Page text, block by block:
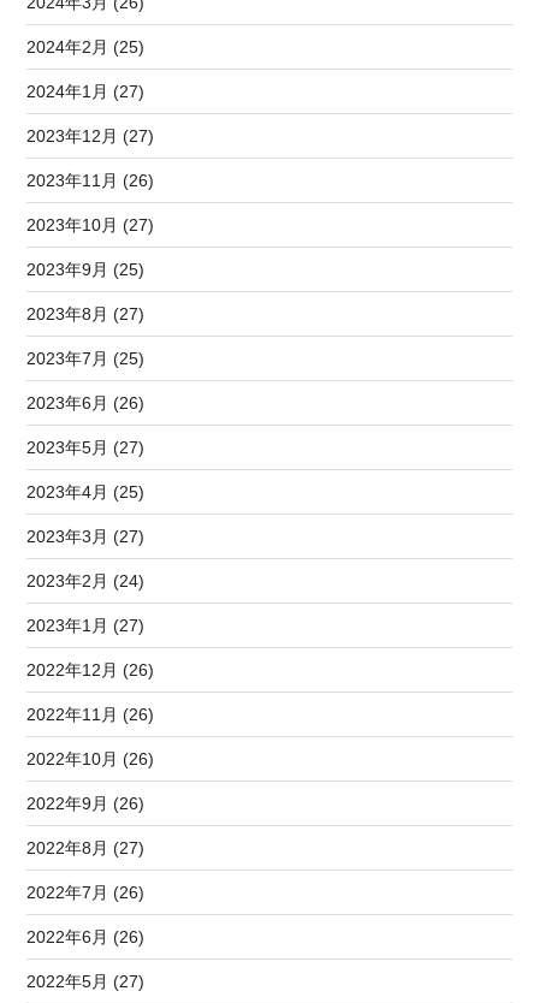
2024年2月 (25)
2024年1月 (27)
2023年12月 (27)
2023年11月 (26)
2023年10月 (27)
2023年9月 (25)
2023年8月 (27)
2023年7月 (25)
2023年6月 (26)
2023年5月 (27)
2023年4月 (25)
2023年3月 (27)
2023年2月 (24)
2023年1月 (27)
2022年12月 (26)
2022年11月 (26)
2022年10月 (26)
2022年9月 (26)
2022年8月 (27)
2022年7月 (26)
2022年6月 (26)
2022年5月 (27)